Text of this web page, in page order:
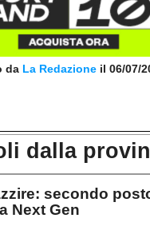
da La Redazione il 06/07/
dalla
secondo
Next Gen